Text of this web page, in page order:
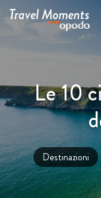
Travel Moments
Le 10
Destinazioni